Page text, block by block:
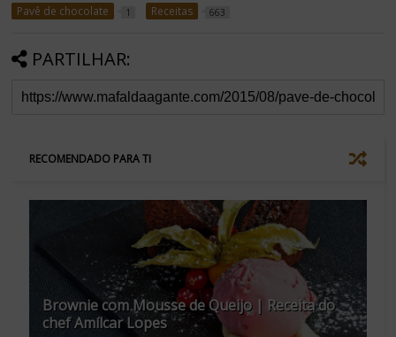
Pavê de chocolate 1 Receitas 663
PARTILHAR:
RECOMENDADO PARA TI
Brownie com Mousse de Queijo | Receita do
chef Amílcar Lopes